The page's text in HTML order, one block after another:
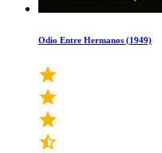
Odio Entre Hermanos (1949)